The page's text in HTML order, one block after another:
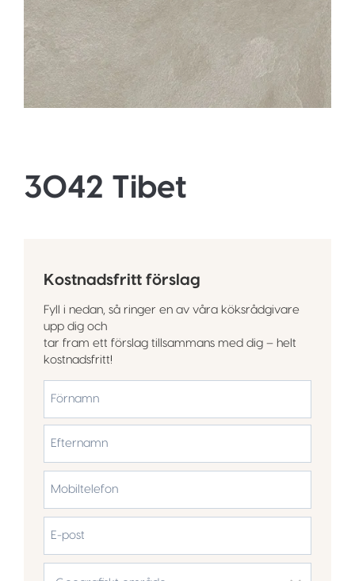
3042 Tibet
Kostnadsfritt förslag
Fyll i nedan, så ringer en av våra köksrådgivare
upp dig och
tar fram ett förslag tillsammans med dig – helt
kostnadsfritt!
Efternamn
post